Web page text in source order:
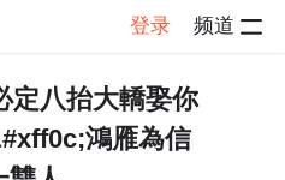
登录 频道
帖子详情
定八抬大轎娶你
鴻雁為信